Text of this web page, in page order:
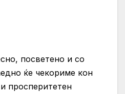
посветено и со
ќе чекориме кон
просперитетен